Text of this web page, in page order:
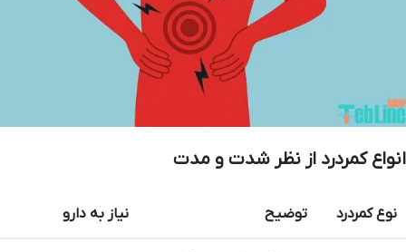
انواع کمردرد از نظر شدت و مدت
نوع کمردرد توضیح نیاز به دارو